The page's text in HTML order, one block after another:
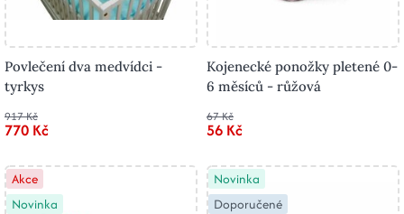
Povlečení dva medvídci -
tyrkys
917 Kč
770 Kč
Kojenecké ponožky pletené 0-
6 měsíců - růžová
67 Kč
56 Kč
Akce
Novinka
Novinka
Doporučené